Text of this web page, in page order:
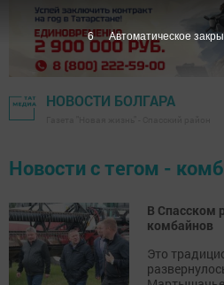
НОВОСТИ БОЛГАРА
Новости с тегом -
В Спасском
комбайнов
Это
6 Автоматическое